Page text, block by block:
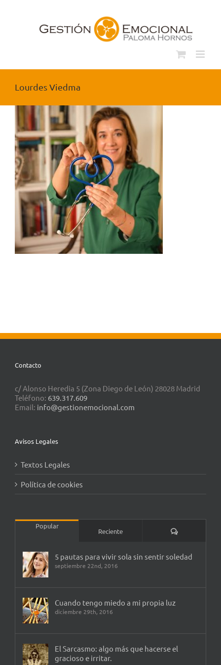
Lourdes Viedma
Contacto
c/ Alonso Heredia 5 (Zona Diego de León) 28028 Madrid
Teléfono: 639.317.609
Email: info@gestionemocional.com
Avisos Legales
Textos Legales
Política de cookies
Popular
Reciente Comentarios
5 pautas para vivir sola sin sentir soledad
septiembre 22nd, 2016
Cuando tengo miedo a mi propia luz
diciembre 29th, 2016
El Sarcasmo: algo más que hacerse el
gracioso e irritar.